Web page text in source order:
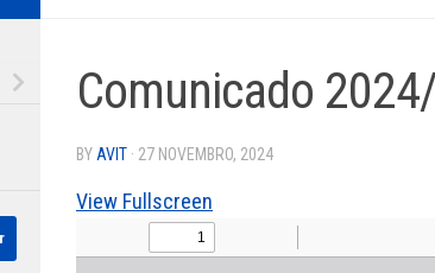
Comunicado
BY AVIT · 27 NOVEMBRO, 2024
View Fullscreen